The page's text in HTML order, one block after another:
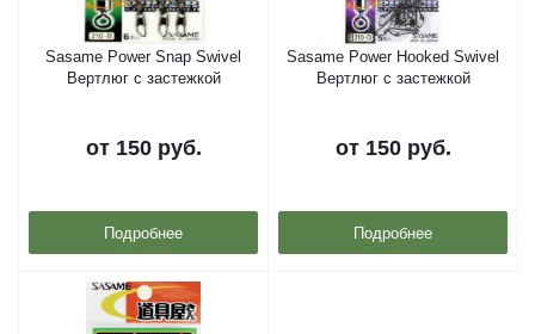
Sasame Power Snap Swivel
Вертлюг с застежкой
от 150 руб.
Подробнее
Sasame Power Hooked Swivel
Вертлюг с застежкой
от 150 руб.
Подробнее